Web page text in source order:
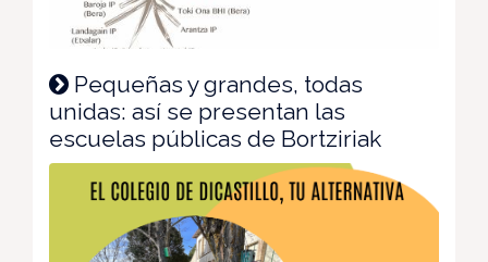
Pequeñas y grandes, todas
unidas: así se presentan las
escuelas públicas de Bortziriak